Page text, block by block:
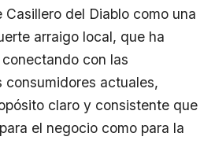
del Diablo como una
arraigo local, que ha
con las
actuales,
claro y consistente que
el negocio como para la